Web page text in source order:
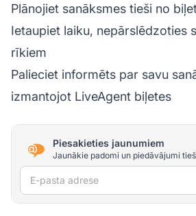
Plānojiet sanāksmes tieši no
Ietaupiet laiku, nepārslēdzoties
rīkiem
Palieciet informēts par savu
izmantojot LiveAgent biļetes
Piesakieties jaunumiem
Jaunākie padomi un piedāvājumi
E-pasta adrese